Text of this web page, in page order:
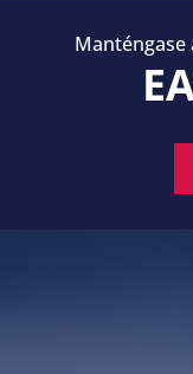
Manténgase